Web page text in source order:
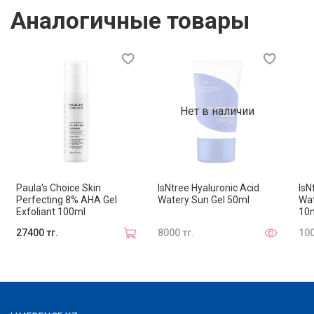
фотозащиту и помогает уменьшать последствия УФ-
стресса.
Подходит для жирной, комбинированной и
Способ применения
Нанесите достаточное количество средства на кожу
тела за 15–20 минут до выхода на солнце. Равномерно
распределите до полного впитывания. Повторно
потоотделения или вытирания полотенцем.
Аналогичные товары
Paula's Choice Skin
Perfecting 8% AHA Gel
Exfoliant 100ml
27400 тг.
Нет в наличии
IsNtree Hyaluronic Acid
Watery Sun Gel 50ml
8000 тг.